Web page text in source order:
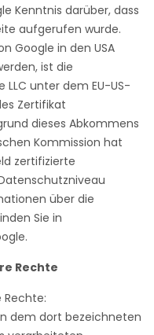
Kenntnis darüber, dass
aufgerufen wurde.
Google in den USA
ist die
unter dem EU-US-
Zertifikat
dieses Abkommens
Kommission hat
zertifizierte
über die
Sie in
Rechte
in dem dort bezeichneten